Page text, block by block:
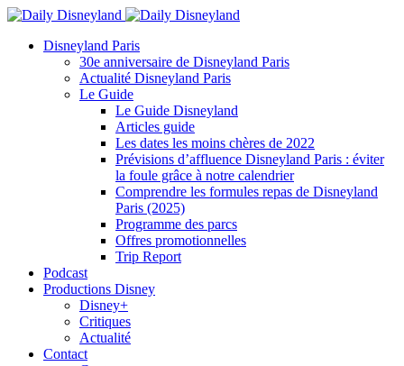
Disneyland Paris
30e anniversaire de Disneyland Paris
Actualité Disneyland Paris
Le Guide
Le Guide Disneyland
Articles guide
Les dates les moins chères de 2022
Prévisions d’affluence Disneyland Paris : éviter
la foule grâce à notre calendrier
Comprendre les formules repas de Disneyland
Paris (2025)
Programme des parcs
Offres promotionnelles
Trip Report
Podcast
Productions Disney
Disney+
Critiques
Actualité
Contact